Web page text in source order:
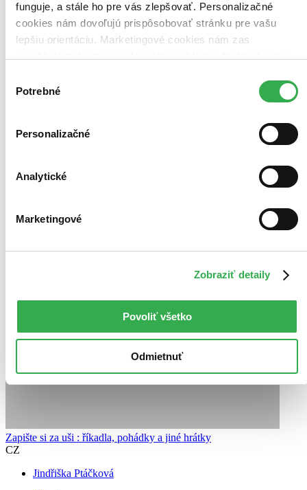
funguje, a stále ho pre vás zlepšovať. Personalizačné
cookies nám dovoľujú prispôsobovať stránku pre vašu
lepšiu orientáciu. Marketingové cookies nám zas
keby sme mohli používať všetky tieto cookies. Ďakujeme!
súhlasu
Potrebné
Personalizačné
Analytické
Marketingové
Zobraziť detaily
Povoliť všetko
Odmietnuť
Zapište si za uši : říkadla, pohádky a jiné hrátky
CZ
Jindřiška Ptáčková